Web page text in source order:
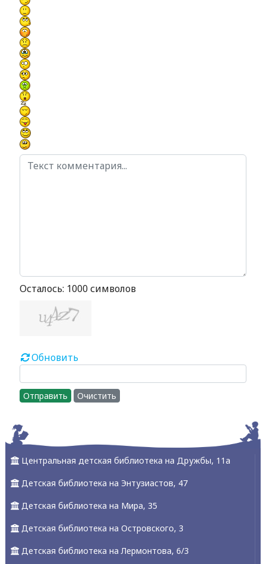
Осталось: 1000 символов
Обновить
Отправить Очистить
Центральная детская библиотека на Дружбы, 11а
Детская библиотека на Энтузиастов, 47
Детская библиотека на Мира, 35
Детская библиотека на Островского, 3
Детская библиотека на Лермонтова, 6/3